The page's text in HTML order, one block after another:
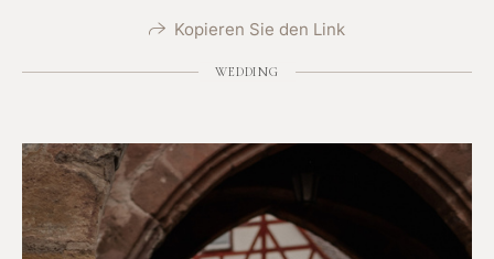
Kopieren Sie den Link
WEDDING